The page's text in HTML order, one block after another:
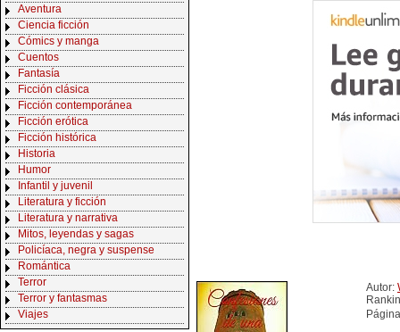
Aventura
Ciencia ficción
Cómics y manga
Cuentos
Fantasía
Ficción clásica
Ficción contemporánea
Ficción erótica
Ficción histórica
Historia
Humor
Infantil y juvenil
Literatura y ficción
Literatura y narrativa
Mitos, leyendas y sagas
Policíaca, negra y suspense
Romántica
Terror
Terror y fantasmas
Viajes
Autor: